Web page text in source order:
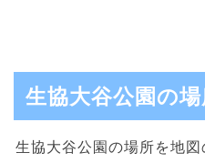
生協大谷公園の場
生協大谷公園の場所を地